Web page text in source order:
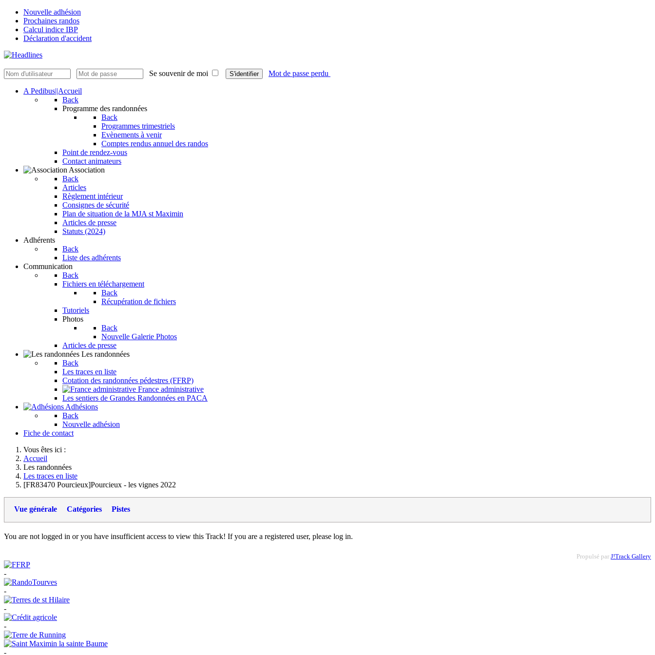
Nouvelle adhésion
Prochaines randos
Calcul indice IBP
Déclaration d'accident
Se souvenir de moi S'identifier Mot de passe perdu
A Pedibus||Accueil
Back
Programme des randonnées
Back
Programmes trimestriels
Evènements à venir
Comptes rendus annuel des randos
Point de rendez-vous
Contact animateurs
Association
Back
Articles
Règlement intérieur
Consignes de sécurité
Plan de situation de la MJA st Maximin
Articles de presse
Statuts (2024)
Adhérents
Back
Liste des adhérents
Communication
Back
Fichiers en téléchargement
Back
Récupération de fichiers
Tutoriels
Photos
Back
Nouvelle Galerie Photos
Articles de presse
Les randonnées
Back
Les traces en liste
Cotation des randonnées pédestres (FFRP)
France administrative
Les sentiers de Grandes Randonnées en PACA
Adhésions
Back
Nouvelle adhésion
Fiche de contact
Vous êtes ici :
Accueil
Les randonnées
Les traces en liste
[FR83470 Pourcieux]Pourcieux - les vignes 2022
Vue générale Catégories Pistes
You are not logged in or you have insufficient access to view this Track! If you are a registered user, please log in.
Propulsé par J!Track Gallery
-
-
-
-
-